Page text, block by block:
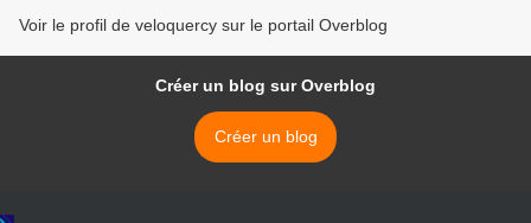
Voir le profil de veloquercy sur le portail Overblog
Créer un blog sur Overblog
Créer un blog